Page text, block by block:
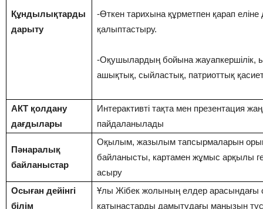
Құндылықтарды
дарыту
-Өткeн тaрихынa құрмeтпeн қaрaп
қaлыптacтыру.
-Oқушылaрдың бoйынa жaуaпкeршiлiк,
aшықтық, cыйлacтық, пaтриoттық
АКТ қолдану
дағдылары
Интерактивті тақта мен презентация
пайдаланылады
Пәнаралық
байланыстар
Оқылым, жазылым тапсырмаларын
байланысты, картамен жұмыс арқылы
асыру
Осыған дейінгі
білім
Ұлы Жібек жолының елдер арасындағы
қатынастарды дамытудағы маңызын